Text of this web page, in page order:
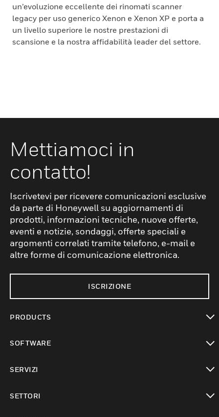
un’evoluzione eccellente dei rinomati scanner
legacy per uso generico Xenon e Xenon XP e porta a
un livello superiore le nostre prestazioni di
scansione e la nostra affidabilità leader del settore.
Mettiamoci in
contatto!
Iscrivetevi per ricevere comunicazioni esclusive
da parte di Honeywell su aggiornamenti di
prodotti, informazioni tecniche, nuove offerte,
eventi e notizie, sondaggi, offerte speciali e
argomenti correlati tramite telefono, e-mail e
altre forme di comunicazione elettronica.
ISCRIZIONE
PRODUCTS
SOFTWARE
SERVIZI
SETTORI